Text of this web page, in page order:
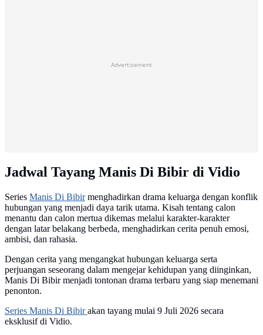
Advertisement
Jadwal Tayang Manis Di Bibir di Vidio
Series Manis Di Bibirmenghadirkan drama keluarga dengan konflik
hubungan yang menjadi daya tarik utama. Kisah tentang calon
menantu dan calon mertua dikemas melalui karakter-karakter
dengan latar belakang berbeda, menghadirkan cerita penuh emosi,
ambisi, dan rahasia.
Dengan cerita yang mengangkat hubungan keluarga serta
perjuangan seseorang dalam mengejar kehidupan yang diinginkan,
Manis Di Bibir menjadi tontonan drama terbaru yang siap menemani
penonton.
Series Manis Di Bibirakan tayang mulai 9 Juli 2026 secara
eksklusif di Vidio.